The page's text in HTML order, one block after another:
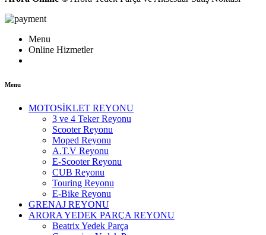
Menu
Online Hizmetler
Menu
MOTOSİKLET REYONU
3 ve 4 Teker Reyonu
Scooter Reyonu
Moped Reyonu
A.T.V Reyonu
E-Scooter Reyonu
CUB Reyonu
Touring Reyonu
E-Bike Reyonu
GRENAJ REYONU
ARORA YEDEK PARÇA REYONU
Beatrix Yedek Parça